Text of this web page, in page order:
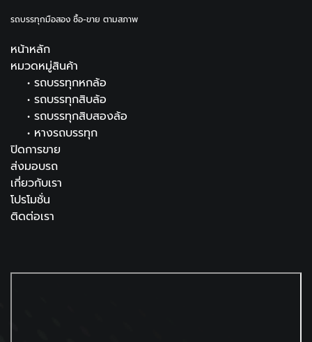
รถบรรทุกมือสอง ซื้อ-ขาย ตามสภาพ
หน้าหลัก
หมวดหมู่สินค้า
• รถบรรทุกหกล้อ
• รถบรรทุกสิบล้อ
• รถบรรทุกสิบสองล้อ
• หางรถบรรทุก
ปิดการขาย
ส่งมอบรถ
เกี่ยวกับเรา
โปรโมชั่น
ติดต่อเรา